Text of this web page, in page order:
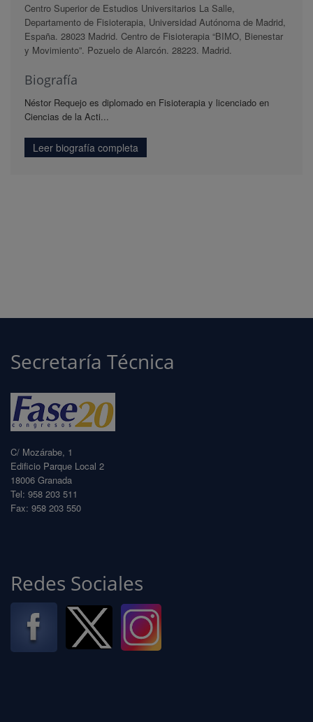
Centro Superior de Estudios Universitarios La Salle,
Departamento de Fisioterapia, Universidad Autónoma de Madrid,
España. 28023 Madrid. Centro de Fisioterapia “BIMO, Bienestar
y Movimiento”. Pozuelo de Alarcón. 28223. Madrid.
Biografía
Néstor Requejo es diplomado en Fisioterapia y licenciado en
Ciencias de la Acti...
Leer biografía completa
Secretaría Técnica
C/ Mozárabe, 1
Edificio Parque Local 2
18006 Granada
Tel: 958 203 511
Fax: 958 203 550
Redes Sociales